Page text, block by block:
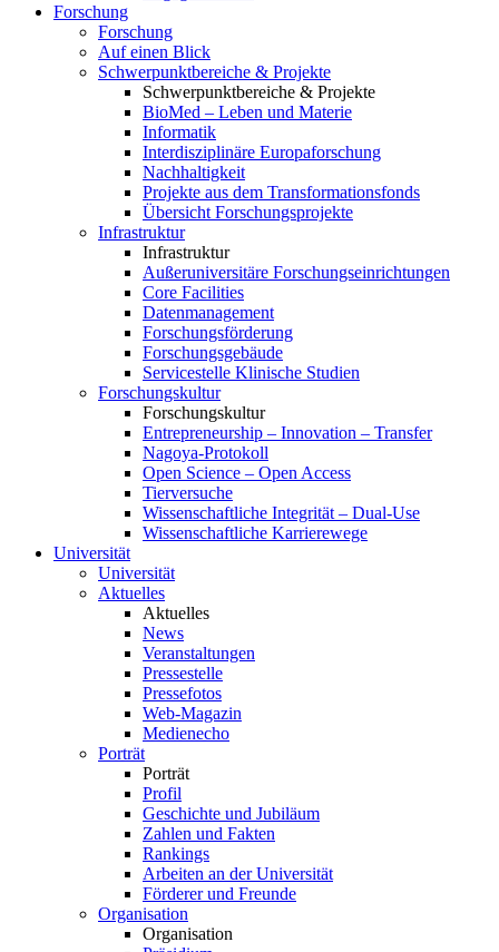
Forschung
Forschung
Auf einen Blick
Schwerpunktbereiche & Projekte
Schwerpunktbereiche & Projekte
BioMed – Leben und Materie
Informatik
Interdisziplinäre Europaforschung
Nachhaltigkeit
Projekte aus dem Transformationsfonds
Übersicht Forschungsprojekte
Infrastruktur
Infrastruktur
Außeruniversitäre Forschungseinrichtungen
Core Facilities
Datenmanagement
Forschungsförderung
Forschungsgebäude
Servicestelle Klinische Studien
Forschungskultur
Forschungskultur
Entrepreneurship – Innovation – Transfer
Nagoya-Protokoll
Open Science – Open Access
Tierversuche
Wissenschaftliche Integrität – Dual-Use
Wissenschaftliche Karrierewege
Universität
Universität
Aktuelles
Aktuelles
News
Veranstaltungen
Pressestelle
Pressefotos
Web-Magazin
Medienecho
Porträt
Porträt
Profil
Geschichte und Jubiläum
Zahlen und Fakten
Rankings
Arbeiten an der Universität
Förderer und Freunde
Organisation
Organisation